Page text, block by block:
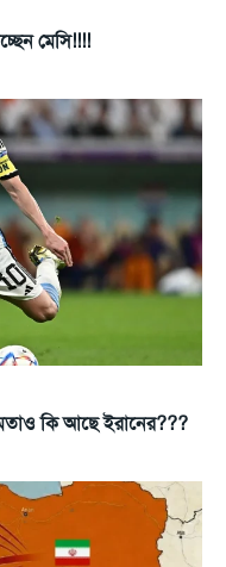
মেসি!!!!
কি আছে ইরানের???